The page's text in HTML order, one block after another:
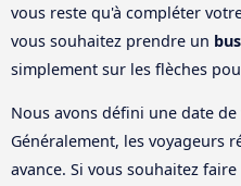
vous reste qu'à compléter
vous souhaitez prendre un
simplement sur les flèches
Nous avons défini une date
Généralement, les voyageurs
avance. Si vous souhaitez